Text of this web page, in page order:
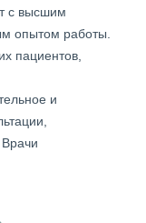
с высшим
опытом работы.
пациентов,
и
Врачи